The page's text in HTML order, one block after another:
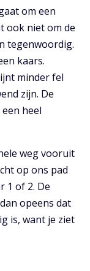
om een
ook niet om de
tegenwoordig.
kaars.
minder fel
zijn. De
heel
weg vooruit
op ons pad
1 of 2. De
opeens dat
is, want je ziet